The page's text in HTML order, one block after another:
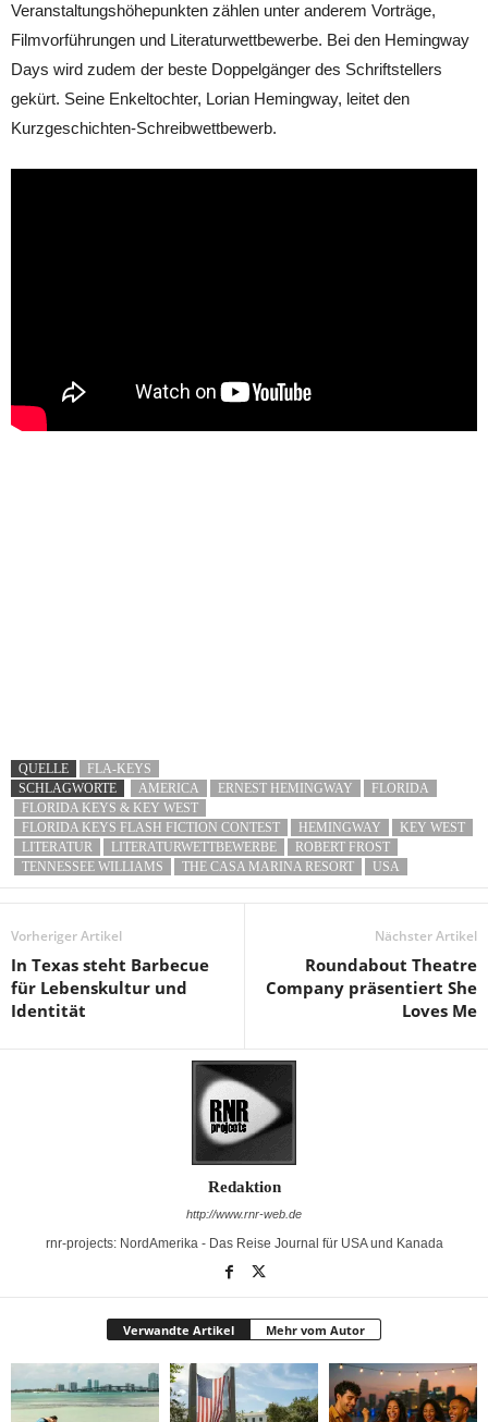
Veranstaltungshöhepunkten zählen unter anderem Vorträge,
Filmvorführungen und Literaturwettbewerbe. Bei den Hemingway
Days wird zudem der beste Doppelgänger des Schriftstellers
gekürt. Seine Enkeltochter, Lorian Hemingway, leitet den
Kurzgeschichten-Schreibwettbewerb.
QUELLE
FLA-KEYS
SCHLAGWORTE
AMERICA ERNEST HEMINGWAY
FLORIDA
FLORIDA KEYS & KEY WEST
FLORIDA KEYS FLASH FICTION CONTEST
HEMINGWAY
KEY WEST
LITERATUR
LITERATURWETTBEWERBE
ROBERT FROST
TENNESSEE WILLIAMS
THE CASA MARINA RESORT USA
Vorheriger Artikel
In Texas steht Barbecue
für Lebenskultur und
Identität
Nächster Artikel
Roundabout Theatre
Company präsentiert She
Loves Me
Redaktion
http://www.rnr-web.de
rnr-projects: NordAmerika - Das Reise Journal für USA und Kanada
Verwandte Artikel Mehr vom Autor